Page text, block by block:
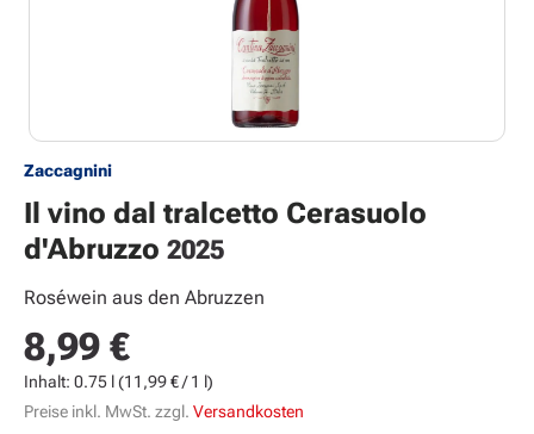
Zaccagnini
Il vino dal tralcetto Cerasuolo
d'Abruzzo 2025
Roséwein aus den Abruzzen
Regulärer Preis:
8,99 €
Inhalt: 0.75 l(11,99 € / 1 l)
Preise inkl. MwSt. zzgl. Versandkosten